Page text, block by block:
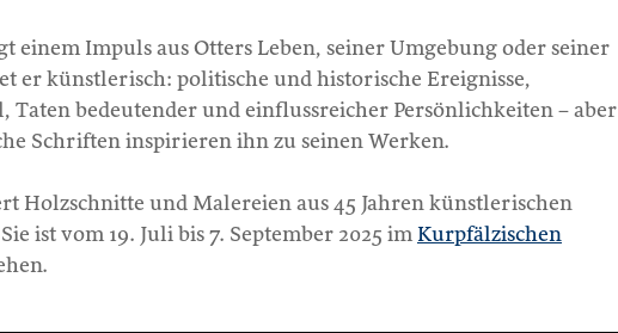
einem Impuls aus Otters Leben, seiner Umgebung oder seiner
er künstlerisch: politische und historische Ereignisse,
Taten bedeutender und einflussreicher Persönlichkeiten – aber
Schriften inspirieren ihn zu seinen Werken.
Holzschnitte und Malereien aus 45 Jahren künstlerischen
ist vom 19. Juli bis 7. September 2025 im Kurpfälzischen